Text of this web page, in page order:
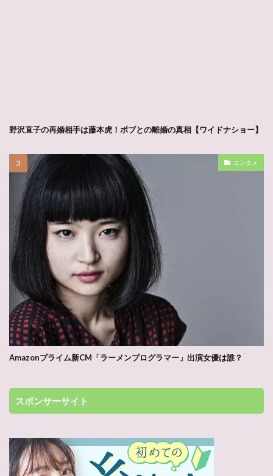
野沢直子の再婚相手は藤本虎！ボブとの離婚の真相【ワイドナショー】
エンタメ
Amazonプライム新CM「ラーメンプログラマー」出演女優は誰？
スポンサーサイト